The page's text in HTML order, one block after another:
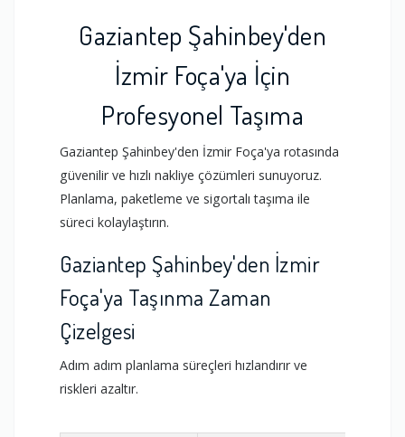
Gaziantep Şahinbey'den
İzmir Foça'ya İçin
Profesyonel Taşıma
Gaziantep Şahinbey'den İzmir Foça'ya rotasında
güvenilir ve hızlı nakliye çözümleri sunuyoruz.
Planlama, paketleme ve sigortalı taşıma ile
süreci kolaylaştırın.
Gaziantep Şahinbey'den İzmir
Foça'ya Taşınma Zaman
Çizelgesi
Adım adım planlama süreçleri hızlandırır ve
riskleri azaltır.